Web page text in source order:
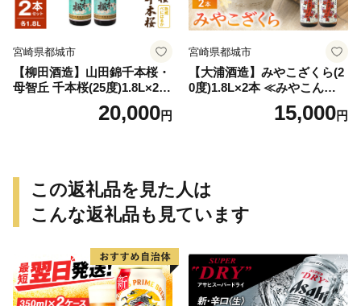
宮崎県都城市
【柳田酒造】山田錦千本桜・
母智丘 千本桜(25度)1.8L×2本
≪みやこんじょ特急便≫_AC
20,000円
宮崎県都城市
【大浦酒造】みやこざくら(2
0度)1.8L×2本 ≪みやこんじょ
特急便≫_MJ-077115,000円
この返礼品を見た人は
こんな返礼品も見ています